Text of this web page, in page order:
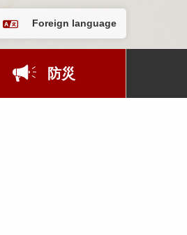
Foreign language
防災